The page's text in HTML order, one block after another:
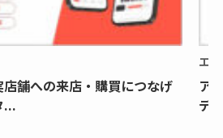
舗への来店・購買につなげ
...
エ
ア
デ